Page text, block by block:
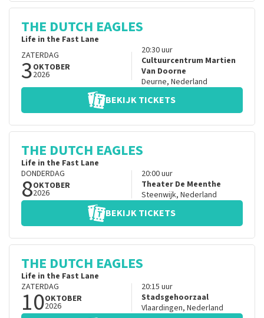
THE DUTCH EAGLES
Life in the Fast Lane
ZATERDAG
3OKTOBER
2026
20:30uur
Cultuurcentrum Martien
Van Doorne
Deurne, Nederland
BEKIJK TICKETS
THE DUTCH EAGLES
Life in the Fast Lane
DONDERDAG
8OKTOBER
2026
20:00uur
Theater De Meenthe
Steenwijk, Nederland
BEKIJK TICKETS
THE DUTCH EAGLES
Life in the Fast Lane
ZATERDAG
10OKTOBER
2026
20:15 uur
Stadsgehoorzaal
Vlaardingen, Nederland